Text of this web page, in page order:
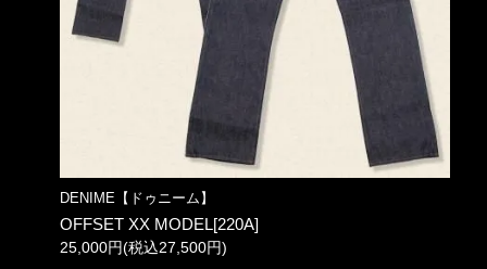
DENIME【ドゥニーム】
OFFSET XX MODEL[220A]
25,000円(税込27,500円)